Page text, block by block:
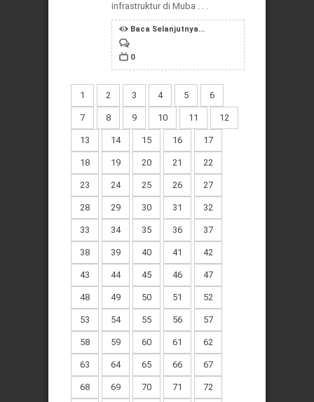
infrastruktur di Muba . . .
Baca Selanjutnya...
0
1 2 3 4 5 6
7 8 9 10 11 12
13 14 15 16 17
18 19 20 21 22
23 24 25 26 27
28 29 30 31 32
33 34 35 36 37
38 39 40 41 42
43 44 45 46 47
48 49 50 51 52
53 54 55 56 57
58 59 60 61 62
63 64 65 66 67
68 69 70 71 72